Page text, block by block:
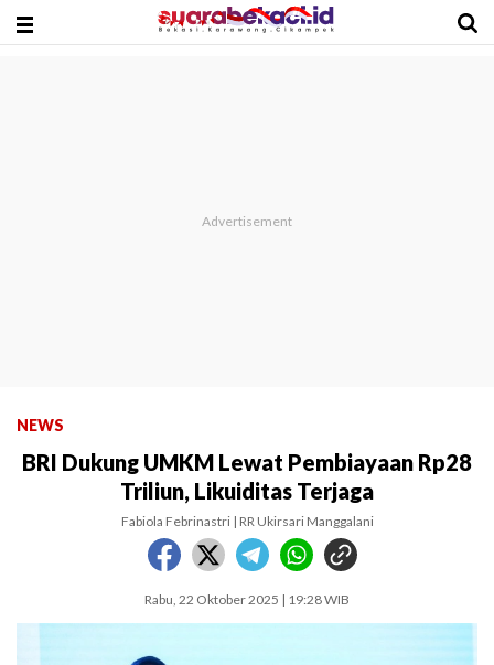
NEWS
BRI Dukung UMKM Lewat Pembiayaan Rp28
Triliun, Likuiditas Terjaga
Fabiola Febrinastri | RR Ukirsari Manggalani
Rabu, 22 Oktober 2025 | 19:28 WIB